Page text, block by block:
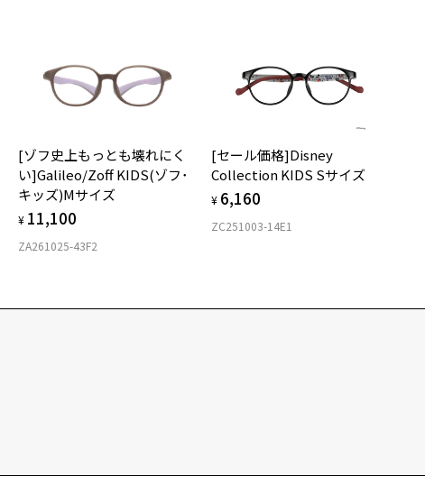
[ゾフ史上もっとも壊れにく
い]Galileo/Zoff KIDS(ゾフ･
キッズ)Mサイズ
¥ 11,100
ZA261025-43F2
[セール価格]Disney
Collection KIDS Sサイズ
¥ 6,160
ZC251003-14E1